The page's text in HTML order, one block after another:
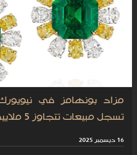
مزاد بونهامز في
تسجل مبيعات تتجاوز 5 ملايين دولار
16 ديسمبر 2025